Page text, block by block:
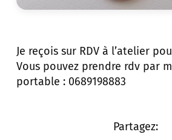
Je reçois sur RDV à l’atelier
Vous pouvez prendre rdv par
portable : 0689198883
Partagez: